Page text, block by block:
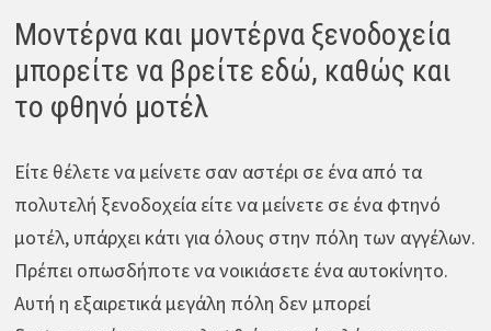
Μοντέρνα και μοντέρνα ξενοδοχεία
μπορείτε να βρείτε εδώ, καθώς και
το φθηνό μοτέλ
Είτε θέλετε να μείνετε σαν αστέρι σε ένα από τα
πολυτελή ξενοδοχεία είτε να μείνετε σε ένα φτηνό
μοτέλ, υπάρχει κάτι για όλους στην πόλη των αγγέλων.
Πρέπει οπωσδήποτε να νοικιάσετε ένα αυτοκίνητο.
Αυτή η εξαιρετικά μεγάλη πόλη δεν μπορεί